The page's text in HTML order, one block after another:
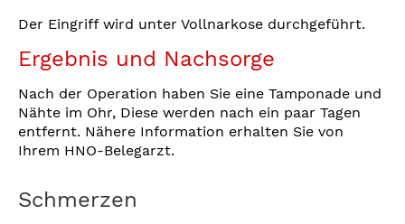
Der Eingriff wird unter Vollnarkose durchgeführt.
Ergebnis und Nachsorge
Nach der Operation haben Sie eine Tamponade und
Nähte im Ohr, Diese werden nach ein paar Tagen
entfernt. Nähere Information erhalten Sie von
Ihrem HNO-Belegarzt.
Schmerzen